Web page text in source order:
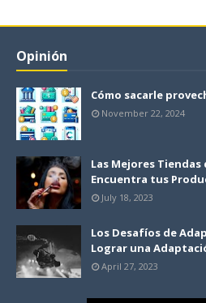
Opinión
Cómo sacarle
November 22, 2024
Las Mejores Tiendas
Encuentra tus
July 18, 2023
Los Desafíos de
Lograr una
April 27, 2023